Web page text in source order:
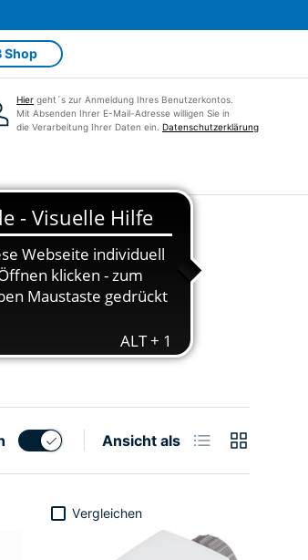
Shop
Hier geht´s zur Anmeldung Ihres Benutzerkontos.
Mit Absenden Ihrer E-Mail-Adresse willigen Sie in
die Verarbeitung Ihrer Daten ein. Datenschutzerklärung
Ansicht als Produktliste
Vergleichen